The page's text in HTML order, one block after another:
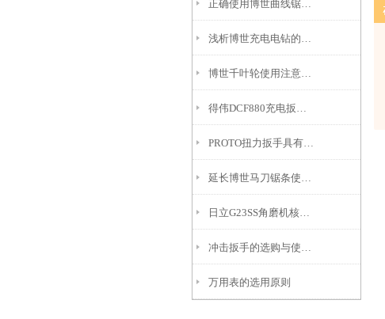
正确使用博世曲线锯条可以提高它的使用寿命
博世千叶轮使用注意事项
PROTO扭力扳手具有多种扭矩单位和模式可供选择
日立G23SS角磨机核心特色及适用场景参考
万用表的选用原则